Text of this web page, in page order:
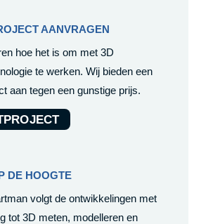
AANVRAGEN
hoe het is om met 3D
te werken. Wij bieden een
aan tegen een gunstige prijs.
DE HOOGTE
volgt de ontwikkelingen met
tot 3D meten, modelleren en